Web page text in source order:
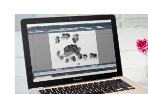
CARLOS PAZ POSSE
GARBER